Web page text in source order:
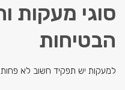
סוגי מעקות
הבטיחות
למעקות יש תפקיד חשוב לא פחות